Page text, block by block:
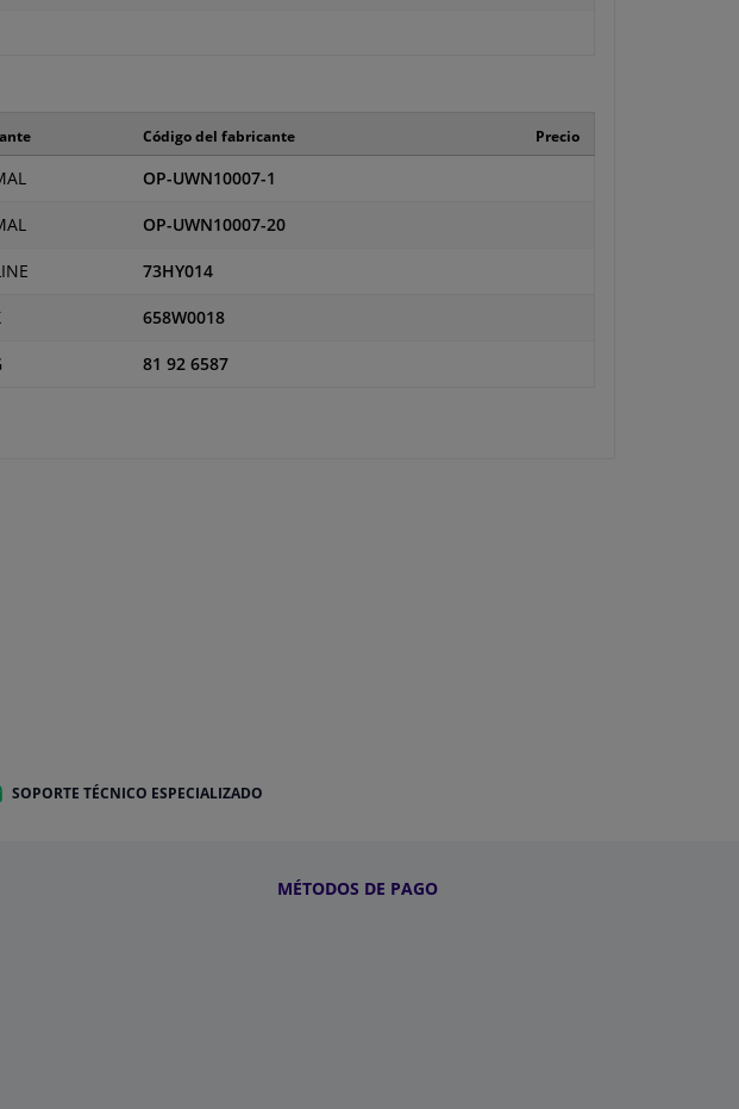
Código del fabricante Precio
OP-UWN10007-1
OP-UWN10007-20
73HY014
658W0018
81 92 6587
SOPORTE TÉCNICO ESPECIALIZADO
MÉTODOS DE PAGO